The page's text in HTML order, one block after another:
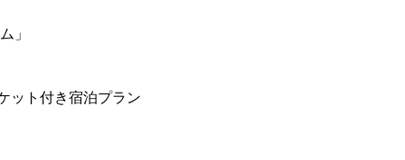
」
ット付き宿泊プラン